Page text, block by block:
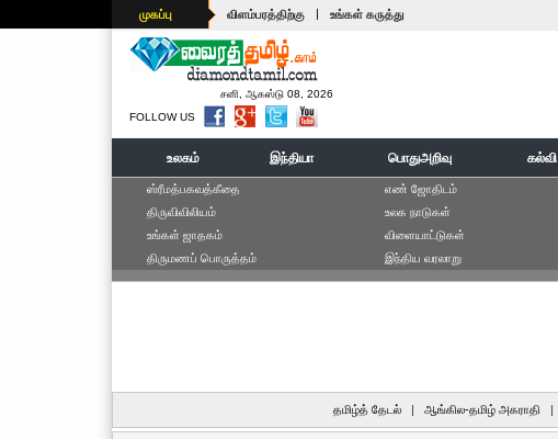
முகப்பு விளம்பரத்திற்கு | உங்கள் கருத்து
சனி, ஆகஸ்டு 08, 2026
FOLLOW US
உலகம் இந்தியா பொதுஅறிவு கல்வி
ஸ்ரீமத்பகவத்கீதை
திருவிவிலியம்
உங்கள் ஜாதகம்
திருமணப் பொருத்தம்
எ‌ண் ஜோ‌திட‌ம்
உலக நாடுகள்
விளையாட்டுகள்
இந்திய வரலாறு
தமிழ்த் தேடல் | ஆங்கில-தமிழ் அகராதி |